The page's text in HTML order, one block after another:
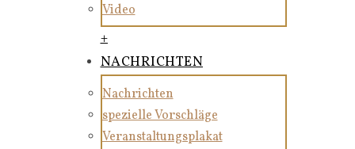
Video
+
NACHRICHTEN
Nachrichten
spezielle Vorschläge
Veranstaltungsplakat